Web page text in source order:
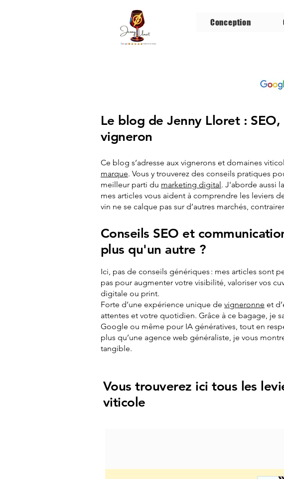
Conception
Le blog de Jenny Lloret :
vigneron
Ce blog s’adresse aux vignerons et domaines
marque. Vous y trouverez des conseils pratiques
meilleur parti du marketing digital. J'aborde aussi la
mes articles vous aident à comprendre les leviers
vin ne se calque pas sur d’autres marchés,
Conseils SEO et
plus qu'un autre ?
Ici, pas de conseils génériques : mes articles sont
pas pour augmenter votre visibilité, valoriser vos
digitale ou print.
Forte d’une expérience unique de vigneronne et
attentes et votre quotidien. Grâce à ce bagage, je
Google ou même pour IA génératives, tout en
plus qu’une agence web généraliste, je vous
tangible.
Vous trouverez ici tous les
viticole